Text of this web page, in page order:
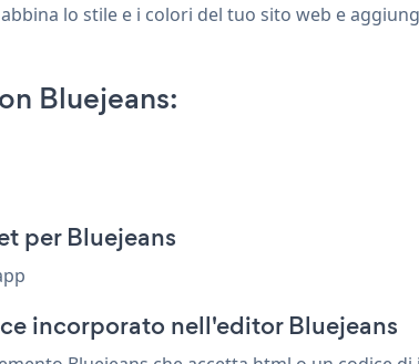
lo stile e i colori del tuo sito web e
Bluejeans:
per Bluejeans
incorporato nell'editor Bluejeans